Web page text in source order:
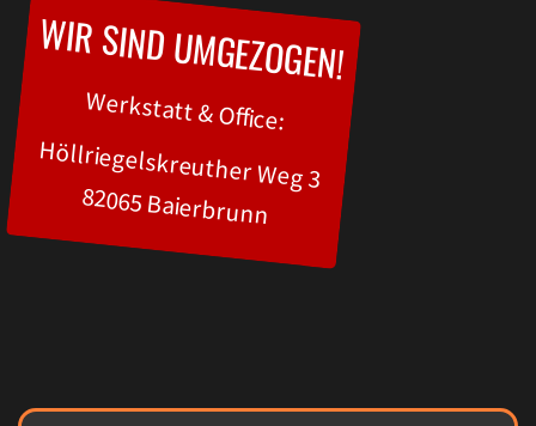
WIR SIND UMGEZOGEN!
Werkstatt & Office:
Höllriegelskreuther Weg 3
82065 Baierbrunn